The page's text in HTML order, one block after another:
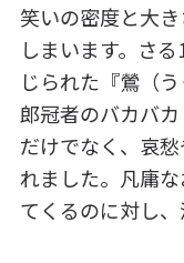
笑いの密度と大
しまいます。さ
じられた『鶯（
郎冠者のバカバ
だけでなく、哀
れました。凡庸
てくるのに対し